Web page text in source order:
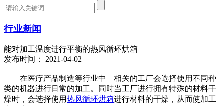
行业新闻
能对加工温度进行平衡的热风循环烘箱
发布时间： 2021-04-02
在医疗产品制造等行业中，相关的工厂会选择使用不同种
类的机器进行日常的加工。同时当工厂进行拥有特殊的材料干
燥时，会选择使用热风循环烘箱进行材料的干燥，从而使加工